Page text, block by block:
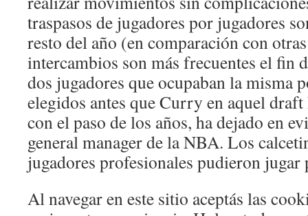
traspasos de jugadores por jugadores
resto del año (en comparación con
intercambios son más frecuentes el fin
dos jugadores que ocupaban la misma
elegidos antes que Curry en aquel
con el paso de los años, ha dejado en
general manager de la NBA. Los
jugadores profesionales pudieron jugar
Al navegar en este sitio aceptás las